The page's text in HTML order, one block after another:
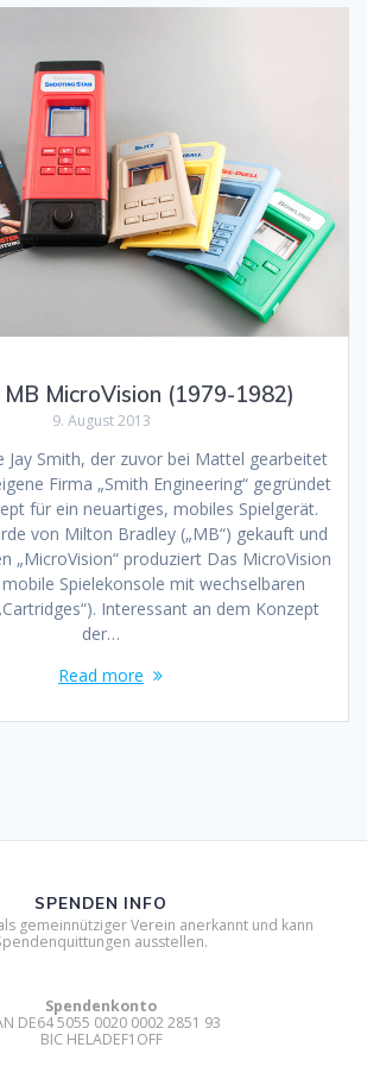
MicroVision (1979-1982)
9. August 2013
Jay Smith, der zuvor bei Mattel gearbeitet
Firma „Smith Engineering“ gegründet
für ein neuartiges, mobiles Spielgerät.
von Milton Bradley („MB“) gekauft und
„MicroVision“ produziert Das MicroVision
Spielekonsole mit wechselbaren
Interessant an dem Konzept
der…
Read more
SPENDEN INFO
gemeinnütziger Verein anerkannt und kann
ausstellen.
Spendenkonto
DE64 5055 0020 0002 2851 93
BIC HELADEF1OFF